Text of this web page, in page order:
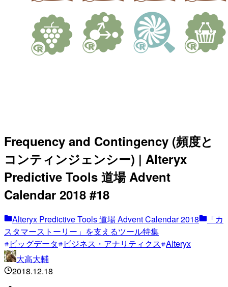
Frequency and Contingency (頻度と
コンティンジェンシー) | Alteryx
Predictive Tools 道場 Advent
Calendar 2018 #18
Alteryx Predictive Tools 道場 Advent Calendar 2018
「カ
スタマーストーリー」を支えるツール特集
ビッグデータ
ビジネス・アナリティクス Alteryx
大高大輔
2018.12.18